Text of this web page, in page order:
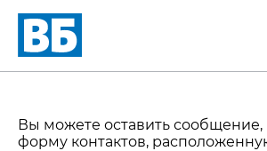
Вы можете оставить сообщение,
форму контактов,